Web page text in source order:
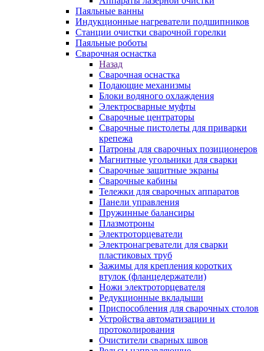
Паяльные ванны
Индукционные нагреватели подшипников
Станции очистки сварочной горелки
Паяльные роботы
Сварочная оснастка
Назад
Сварочная оснастка
Подающие механизмы
Блоки водяного охлаждения
Электросварные муфты
Сварочные центраторы
Сварочные пистолеты для приварки
крепежа
Патроны для сварочных позиционеров
Магнитные угольники для сварки
Сварочные защитные экраны
Сварочные кабины
Тележки для сварочных аппаратов
Панели управления
Пружинные балансиры
Плазмотроны
Электроторцеватели
Электронагреватели для сварки
пластиковых труб
Зажимы для крепления коротких
втулок (фланцедержатели)
Ножи электроторцевателя
Редукционные вкладыши
Приспособления для сварочных столов
Устройства автоматизации и
протоколирования
Очистители сварных швов